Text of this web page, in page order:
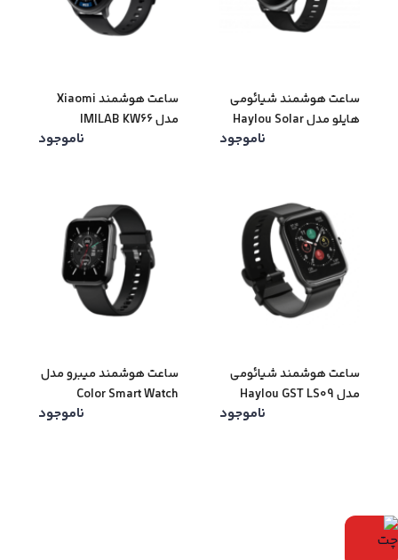
ساعت هوشمند شیائومی
هایلو مدل Haylou Solar
ناموجود
ساعت هوشمند Xiaomi
مدل IMILAB KW66
ناموجود
ساعت هوشمند شیائومی
مدل Haylou GST LS09
ناموجود
ساعت هوشمند میبرو مدل
Color Smart Watch
ناموجود